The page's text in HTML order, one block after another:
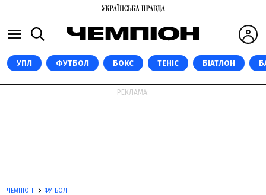
УПЛ ФУТБОЛ БОКС ТЕНІС БІАТЛОН
РЕКЛАМА:
ЧЕМПІОН ФУТБОЛ